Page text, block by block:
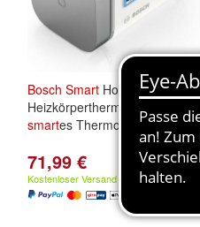
Bosch Smart Home
Heizkörperthermostat II [ + M],
smartes Thermostat, hell Grau
71,99 €
Kostenloser Versand